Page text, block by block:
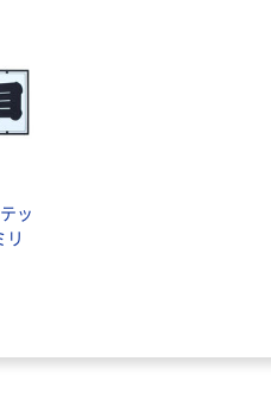
ッ
リ